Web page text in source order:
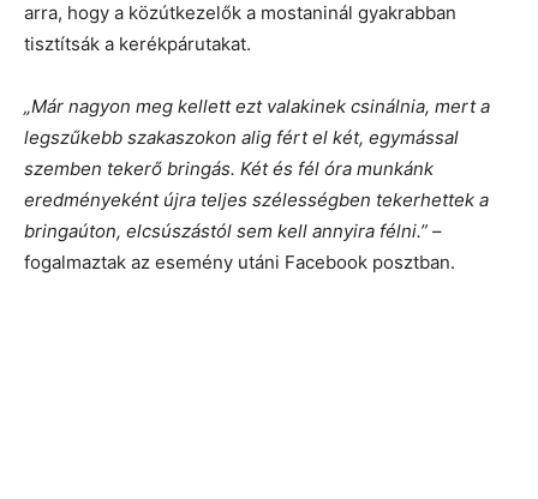
arra, hogy a közútkezelők a mostaninál gyakrabban
tisztítsák a kerékpárutakat.
„Már nagyon meg kellett ezt valakinek csinálnia, mert a
legszűkebb szakaszokon alig fért el két, egymással
szemben tekerő bringás. Két és fél óra munkánk
eredményeként újra teljes szélességben tekerhettek a
bringaúton, elcsúszástól sem kell annyira félni.” –
fogalmaztak az esemény utáni Facebook posztban.